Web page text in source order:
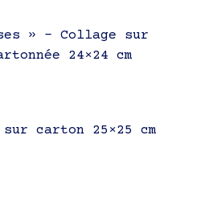
» – Collage sur
24×24 cm
carton 25×25 cm